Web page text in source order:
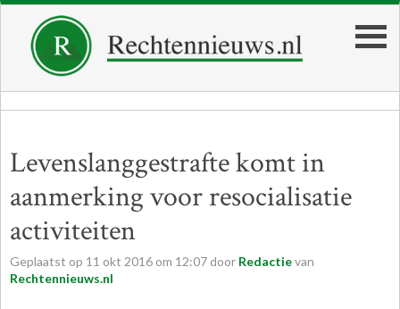
Levenslanggestrafte komt in
aanmerking voor resocialisatie
activiteiten
Geplaatst op 11 okt 2016 om 12:07 door Redactievan
Rechtennieuws.nl